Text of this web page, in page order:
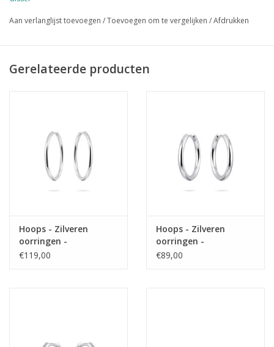
Aan verlanglijst toevoegen /Toevoegen om te vergelijken /Afdrukken
Gerelateerde producten
Hoops - Zilveren
oorringen -
Gerhodineerd - 2 mm -
€119,00
Hoops - Zilveren
oorringen -
Gerhodineerd - 2 mm -
€89,00